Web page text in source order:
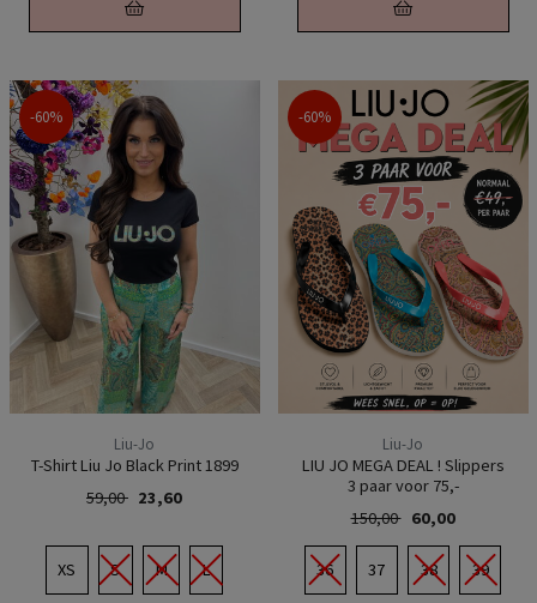
-60%
Liu-Jo
T-Shirt Liu Jo Black Print 1899
59,00 23,60
XS S M L
-60%
Liu-Jo
LIU JO MEGA DEAL ! Slippers
3 paar voor 75,-
150,00 60,00
36 37 38 39